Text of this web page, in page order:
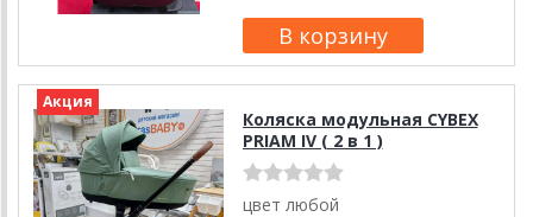
Акция
Коляска модульная CYBEX
PRIAM IV ( 2 в 1 )
цвет любой